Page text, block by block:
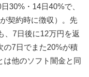
30%・14日40%で、
契約時に徴収）。先
、7日後に12万円を返
の7日でまた20%が積
他のソフト闇金と同